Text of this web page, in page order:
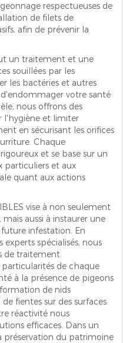
respectueuses de
de filets de
afin de prévenir la
un traitement et une
souillées par les
les bactéries et autres
votre santé
nous offrons des
l'hygiène et limiter
en sécurisant les orifices
Chaque
et se base sur un
particuliers et aux
quant aux actions
vise à non seulement
aussi à instaurer une
infestation. En
spécialisés, nous
de traitement
de chaque
à la présence de pigeons
de nids
fientes sur des surfaces
réactivité nous
efficaces. Dans un
préservation du patrimoine